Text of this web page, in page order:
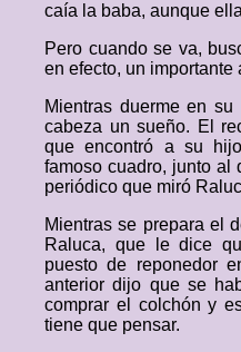
caía la baba, aunque
Pero cuando se va,
en efecto, un importante
Mientras duerme en
cabeza un sueño. El
que encontró a su
famoso cuadro, junto al
periódico que miró
Mientras se prepara el
Raluca, que le dice
puesto de reponedor
anterior dijo que se
comprar el colchón y
tiene que pensar.